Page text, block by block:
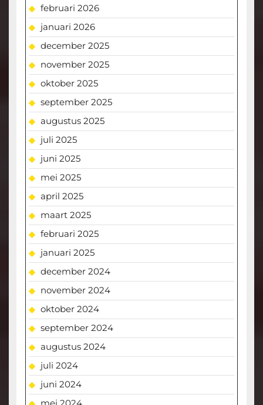
februari 2026
januari 2026
december 2025
november 2025
oktober 2025
september 2025
augustus 2025
juli 2025
juni 2025
mei 2025
april 2025
maart 2025
februari 2025
januari 2025
december 2024
november 2024
oktober 2024
september 2024
augustus 2024
juli 2024
juni 2024